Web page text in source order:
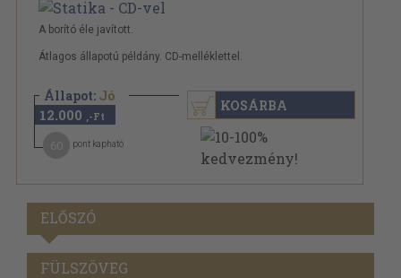
A borító éle javított.
Átlagos állapotú példány. CD-melléklettel.
Állapot: Jó
12.000 ,-Ft
pont kapható
KOSÁRBA
ELŐSZÓ
FÜLSZÖVEG